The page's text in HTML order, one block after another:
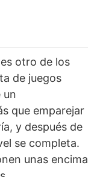
otro de los
de juegos
un
que emparejar
y después de
se completa.
unas encima